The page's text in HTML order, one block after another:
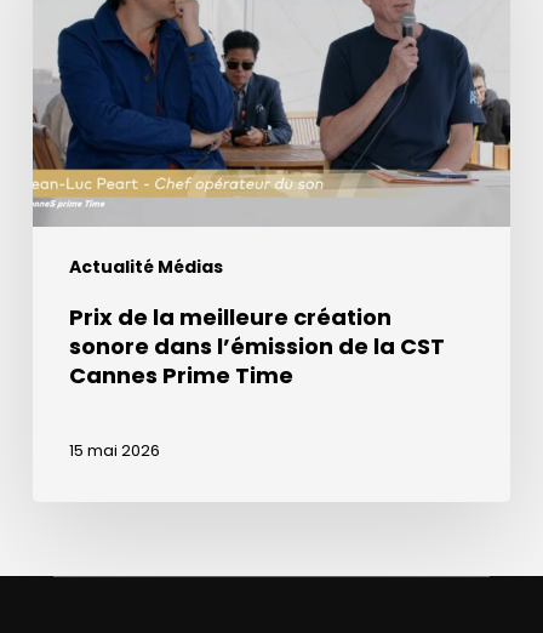
Actualité Médias
meilleure
création
sonore
dans
l’émission
de
la
CST
Cannes
TimePrix de la meilleure création
sonore dans l’émission de la CST
Cannes Prime Time
15 mai 2026